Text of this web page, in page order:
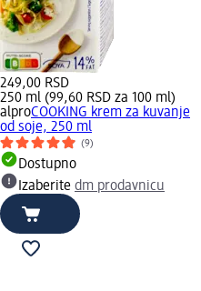
249,00 RSD
250 ml (99,60 RSD za 100 ml)
alproCOOKING krem za kuvanje
od soje, 250 ml
(9)
Dostupno
Izaberite dm prodavnicu